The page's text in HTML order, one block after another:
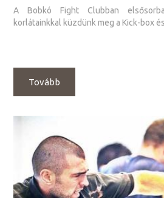
A Bobkó Fight Clubban
korlátainkkal küzdünk meg a Kick-box
Tovább